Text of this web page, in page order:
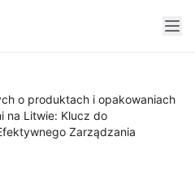
o produktach i opakowaniach
na Litwie: Klucz do
Zarządzania